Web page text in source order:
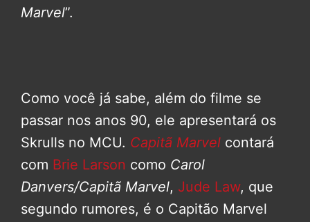
Marvel”.
Como você já sabe, além do filme se
passar nos anos 90, ele apresentará os
Skrulls no MCU. Capitã Marvel contará
com Brie Larson como Carol
Danvers/Capitã Marvel, Jude Law, que
segundo rumores, é o Capitão Marvel